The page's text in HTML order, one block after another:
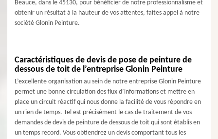
Beauce, dans le 45130, pour bénéficier de notre professionnalisme et
obtenir un résultat à la hauteur de vos attentes, faites appel à notre
société Glonin Peinture.
Caractéristiques de devis de pose de peinture de
dessous de toit de l’entreprise Glonin Peinture
L’excellente organisation au sein de notre entreprise Glonin Peinture
permet une bonne circulation des flux d’informations et mettre en
place un circuit réactif qui nous donne la facilité de vous répondre en
un rien de temps. Tel est précisément le cas de traitement de vos
demandes de devis de peinture de dessous de toit qui sont établis en
un temps record. Vous obtiendrez un devis comportant tous les